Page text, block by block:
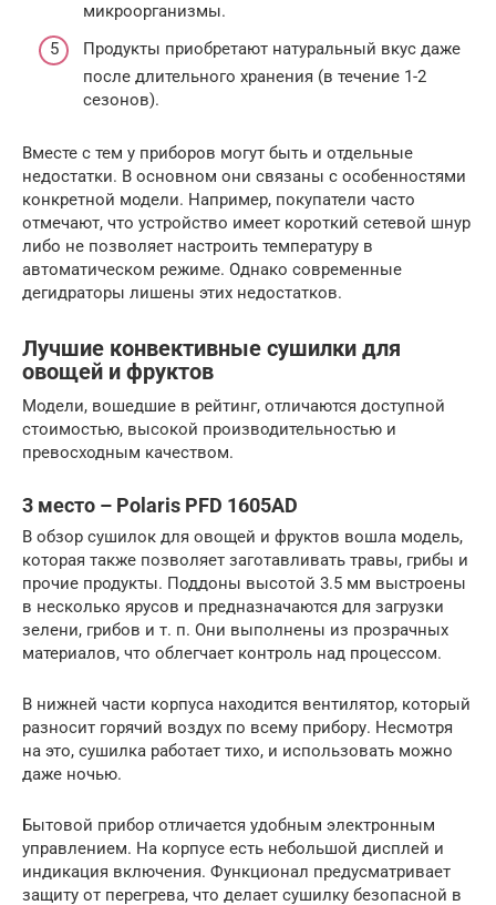
микроорганизмы.
Продукты приобретают натуральный вкус даже
после длительного хранения (в течение 1-2
сезонов).
Вместе с тем у приборов могут быть и отдельные
недостатки. В основном они связаны с особенностями
конкретной модели. Например, покупатели часто
отмечают, что устройство имеет короткий сетевой шнур
либо не позволяет настроить температуру в
автоматическом режиме. Однако современные
дегидраторы лишены этих недостатков.
Лучшие конвективные сушилки для
овощей и фруктов
Модели, вошедшие в рейтинг, отличаются доступной
стоимостью, высокой производительностью и
превосходным качеством.
3 место – Polaris PFD 1605AD
В обзор сушилок для овощей и фруктов вошла модель,
которая также позволяет заготавливать травы, грибы и
прочие продукты. Поддоны высотой 3.5 мм выстроены
в несколько ярусов и предназначаются для загрузки
зелени, грибов и т. п. Они выполнены из прозрачных
материалов, что облегчает контроль над процессом.
В нижней части корпуса находится вентилятор, который
разносит горячий воздух по всему прибору. Несмотря
на это, сушилка работает тихо, и использовать можно
даже ночью.
Бытовой прибор отличается удобным электронным
управлением. На корпусе есть небольшой дисплей и
индикация включения. Функционал предусматривает
защиту от перегрева, что делает сушилку безопасной в